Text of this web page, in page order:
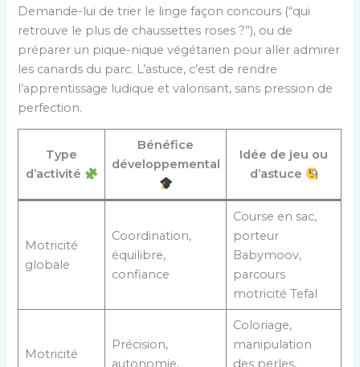
Demande-lui de trier le linge façon concours (“qui
retrouve le plus de chaussettes roses ?”), ou de
préparer un pique-nique végétarien pour aller admirer
les canards du parc. L’astuce, c’est de rendre
l’apprentissage ludique et valorisant, sans pression de
perfection.
Type
d’activité
Bénéfice
développemental
Idée de jeu ou
d’astuce
Motricité
globale
Coordination,
équilibre,
confiance
Course en sac,
porteur
Babymoov,
parcours
motricité Tefal
Motricité
Précision,
autonomie,
Coloriage,
manipulation
des perles,